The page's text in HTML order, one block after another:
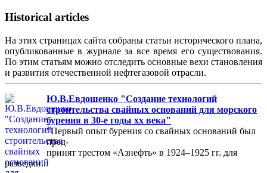
Historical articles
На этих страницах сайта собраны статьи исторического плана,
опубликованные в журнале за все время его существования.
По этим статьям можно отследить основные вехи становления
и развития отечественной нефтегазовой отрасли.
Ю.В.Евдошенко "Создание технологий
строительства свайных оснований для морского
бурения в 30-е годы хх века"
"Первый опыт бурения со свайных оснований был
пред-
принят трестом «Азнефть» в 1924–1925 гг. для
разведки...